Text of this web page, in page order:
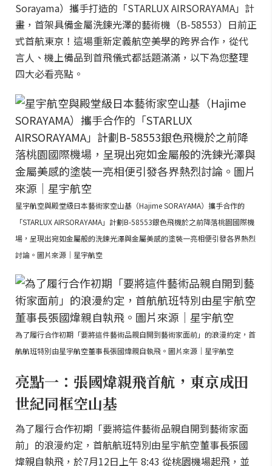
Sorayama）攜手打造的「STARLUX AIRSORAYAMA」計
畫，首架具備金屬洗鍊光澤的藝術機（B-58553）日前正
式首航東京！這場重新定義航空美學的跨界合作，從代
言人、機上備品到首飛儀式都話題滿滿，以下為您整理
四大必看亮點。
星宇航空與殿堂級日本藝術家空山基（Hajime SORAYAMA）攜手合作的
「STARLUX AIRSORAYAMA」計劃B-58553銀色飛機於之前降落桃園國際機
場，呈現出宛如金屬般的洗鍊光澤與金屬美感的塗裝一亮相便引發各界熱烈
討論。圖片來源｜星宇航空
為了履行合作初期「要將這件藝術品親自開到藝術家面前」的浪漫約定，首
航航班特別由星宇航空董事長張國煒親自執飛。圖片來源｜星宇航空
亮點一：張國煒親飛首航，東京成田
世紀同框空山基
為了履行合作初期「要將這件藝術品親自開到藝術家面
前」的浪漫約定，首航航班特別由星宇航空董事長張國
煒親自執飛，於7月12日上午 8:43 從桃園機場起飛，並